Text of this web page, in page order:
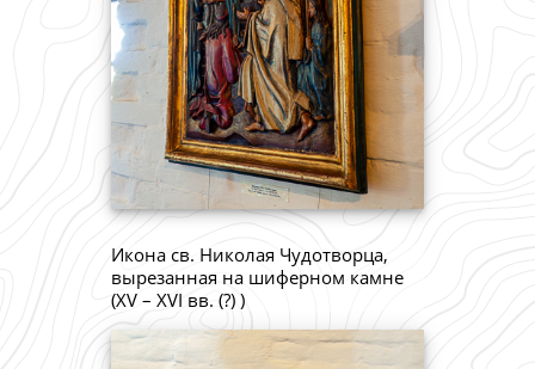
Икона св. Николая Чудотворца,
вырезанная на шиферном камне
(XV – XVI вв. (?) )